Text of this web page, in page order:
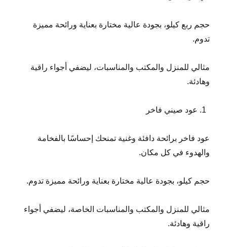
حجم ربع كيلو، بجودة عالية مختارة بعناية ورائحة مميزة
تدوم.
مثالي للمنزل والمكتب والمناسبات، ليضفي أجواء راقية
وهادئة.
عود صيني فاخر
عود فاخر برائحة دافئة وغنية تمنحك إحساسًا بالفخامة
والهدوء في كل مكان.
حجم كيلو، بجودة عالية مختارة بعناية ورائحة مميزة تدوم.
مثالي للمنزل والمكتب والمناسبات الخاصة، ليضفي أجواء
راقية وهادئة.